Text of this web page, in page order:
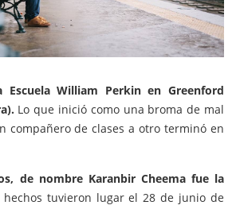
William Perkin en Greenford
Lo que inició como una broma de mal
compañero de clases a otro terminó en
de nombre Karanbir Cheema fue la
hechos tuvieron lugar el 28 de junio de